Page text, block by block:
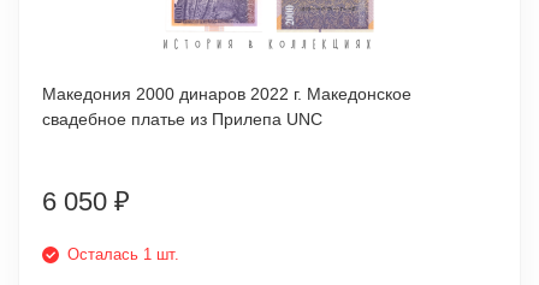
Македония 2000 динаров 2022 г. Македонское
свадебное платье из Прилепа UNC
6 050 ₽
Осталась 1 шт.